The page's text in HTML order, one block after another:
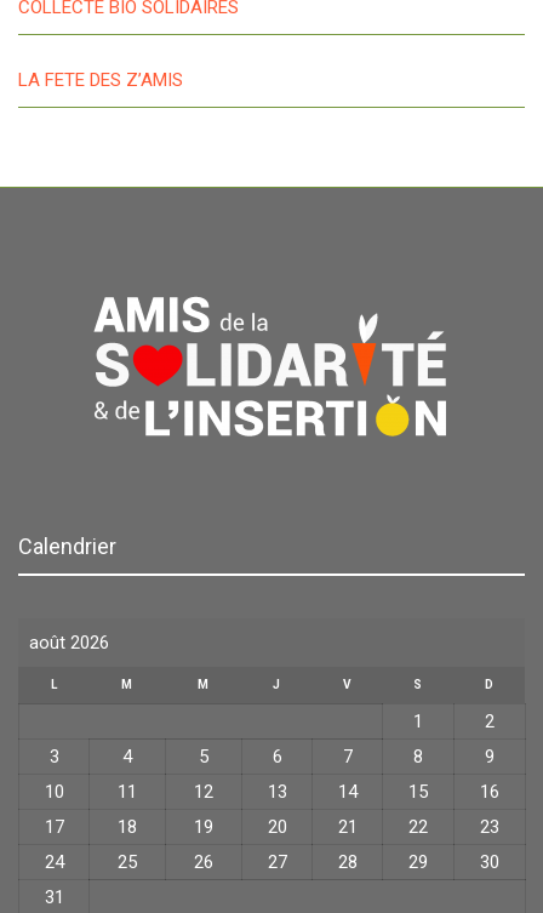
COLLECTE BIO SOLIDAIRES
LA FETE DES Z’AMIS
Calendrier
août 2026
L M M J V S D
1
2
3
4 5 6 7 8
9
10
11 12 13 14 15
16
17
18 19 20 21 22
23
24
25 26 27 28 29
30
31